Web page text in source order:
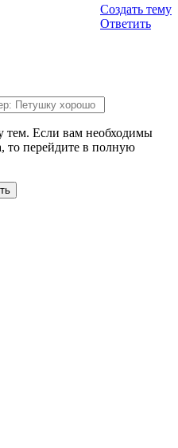
Создать тему
Ответить
тем. Если вам необходимы
то перейдите в полную